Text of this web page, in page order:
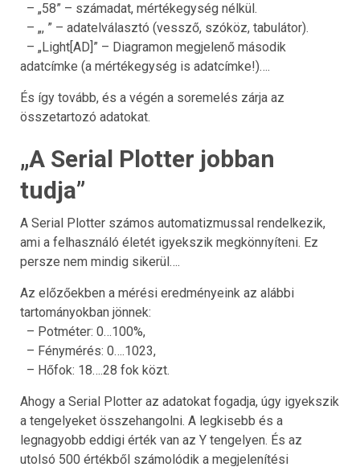
– „58” – számadat, mértékegység nélkül.
– „, ” – adatelválasztó (vessző, szóköz, tabulátor).
– „Light[AD]” – Diagramon megjelenő második
adatcímke (a mértékegység is adatcímke!)….
És így tovább, és a végén a soremelés zárja az
összetartozó adatokat.
„A Serial Plotter jobban
tudja”
A Serial Plotter számos automatizmussal rendelkezik,
ami a felhasználó életét igyekszik megkönnyíteni. Ez
persze nem mindig sikerül….
Az előzőekben a mérési eredményeink az alábbi
tartományokban jönnek:
– Potméter: 0…100%,
– Fénymérés: 0….1023,
– Hőfok: 18….28 fok közt.
Ahogy a Serial Plotter az adatokat fogadja, úgy igyekszik
a tengelyeket összehangolni. A legkisebb és a
legnagyobb eddigi érték van az Y tengelyen. És az
utolsó 500 értékből számolódik a megjelenítési